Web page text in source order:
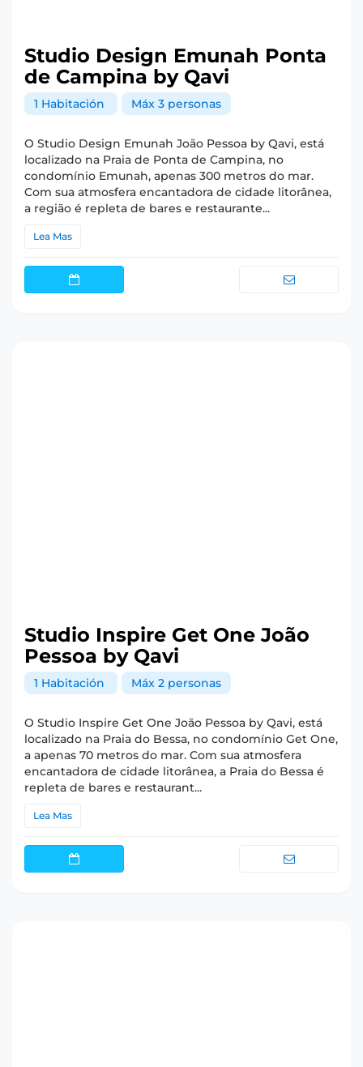
Studio Design Emunah Ponta
de Campina by Qavi
1 Habitación Máx 3 personas
O Studio Design Emunah João Pessoa by Qavi, está
localizado na Praia de Ponta de Campina, no
condomínio Emunah, apenas 300 metros do mar.
Com sua atmosfera encantadora de cidade litorânea,
a região é repleta de bares e restaurante...
Lea Mas
Studio Inspire Get One João
Pessoa by Qavi
1 Habitación Máx 2 personas
O Studio Inspire Get One João Pessoa by Qavi, está
localizado na Praia do Bessa, no condomínio Get One,
a apenas 70 metros do mar. Com sua atmosfera
encantadora de cidade litorânea, a Praia do Bessa é
repleta de bares e restaurant...
Lea Mas